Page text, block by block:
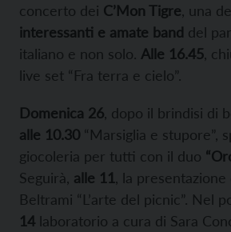
concerto dei C’Mon Tigre , una
interessanti e amate band del
italiano e non solo. Alle 16.45 ,
live set “Fra terra e cielo”.
Domenica 26 , dopo il brindisi di
alle 10.30 “Marsiglia e stupore”,
giocoleria per tutti con il duo
Seguirà, alle 11 , la
Beltrami “L’arte del picnic”. Nel
14 laboratorio a cura di Sara